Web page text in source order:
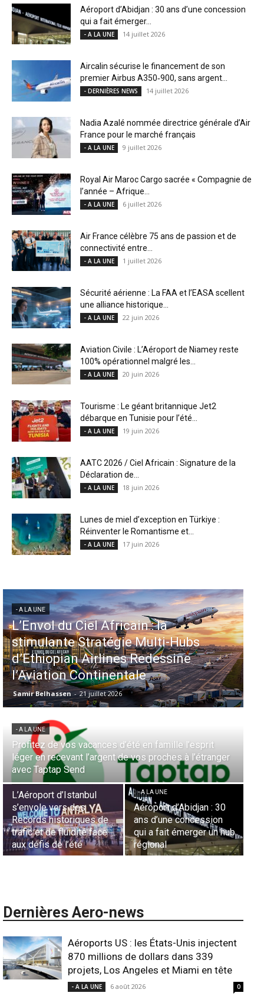
Aéroport d’Abidjan : 30 ans d’une concession
qui a fait émerger...
- A LA UNE 14 juillet 2026
Aircalin sécurise le financement de son
premier Airbus A350‑900, sans argent...
- DERNIÈRES NEWS 14 juillet 2026
Nadia Azalé nommée directrice générale d’Air
France pour le marché français
- A LA UNE 9 juillet 2026
Royal Air Maroc Cargo sacrée « Compagnie de
l’année – Afrique...
- A LA UNE 6 juillet 2026
Air France célèbre 75 ans de passion et de
connectivité entre...
- A LA UNE 1 juillet 2026
Sécurité aérienne : La FAA et l’EASA scellent
une alliance historique...
- A LA UNE 22 juin 2026
Aviation Civile : L’Aéroport de Niamey reste
100% opérationnel malgré les...
- A LA UNE 20 juin 2026
Tourisme : Le géant britannique Jet2
débarque en Tunisie pour l’été...
- A LA UNE 19 juin 2026
AATC 2026 / Ciel Africain : Signature de la
Déclaration de...
- A LA UNE 18 juin 2026
Lunes de miel d’exception en Türkiye :
Réinventer le Romantisme et...
- A LA UNE 17 juin 2026
- A LA UNE
Aéroports US : les États-Unis
injectent 870 millions de dollars
dans 339 projets, Los Angeles et
Miami en tête
Samir Belhassen - 6 août 2026
- A LA UNE
Aérien & Stratégie : Comment Royal Air Maroc fait de
la diaspora européenne le moteur de son hub de
Casablanca
- A LA UNE
Sécurité des frontières
aériennes en Afrique :
L’appel urgent à
l’harmonisation globale
- A LA UNE
Nominations : Sadri
Essid à la tête de la
Représentation d’Air
France en Tunisie et
Lionel Rault aux
commandes de la région
ANSCO
Dernières Aero-news
Aéroports US : les États-Unis injectent
870 millions de dollars dans 339
projets, Los Angeles et Miami en tête
- A LA UNE 6 août 2026 0